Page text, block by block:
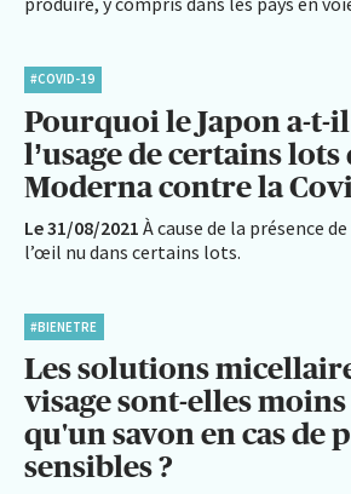
#COVID-19
Pourquoi le Japon a-t-
l’usage de certains lots
Moderna contre la
Le 31/08/2021 À cause de la présence
l’œil nu dans certains lots.
#BIENETRE
Les solutions
visage sont-elles
qu'un savon en cas de
sensibles ?